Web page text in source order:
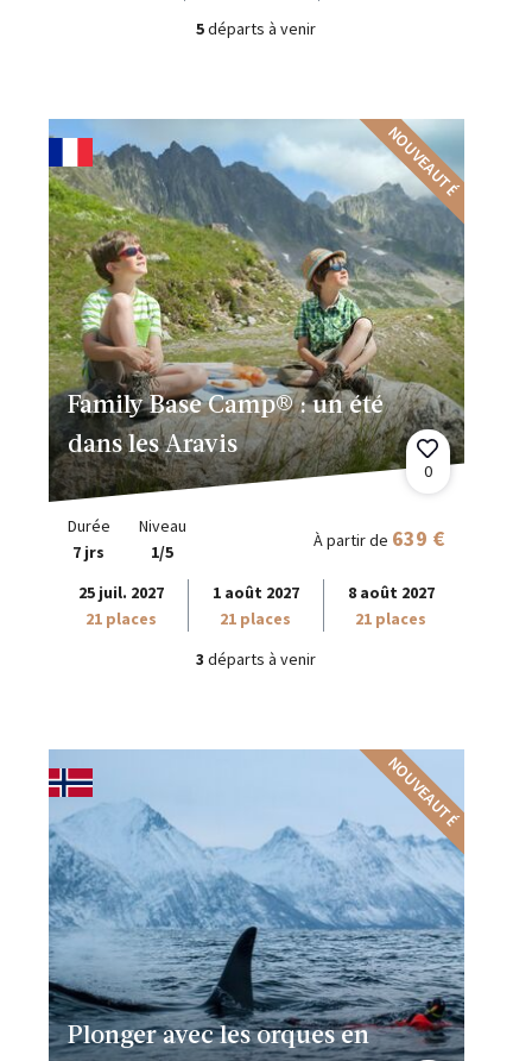
5départs à venir
NOUVEAUTÉ
Family Base Camp® : un été
dans les Aravis
0
Durée
7 jrs
Niveau
1/5
À partir de 639 €
25 juil. 2027
21 places
1 août 2027
21 places
8 août 2027
21 places
3 départs à venir
NOUVEAUTÉ
Plonger avec les orques en